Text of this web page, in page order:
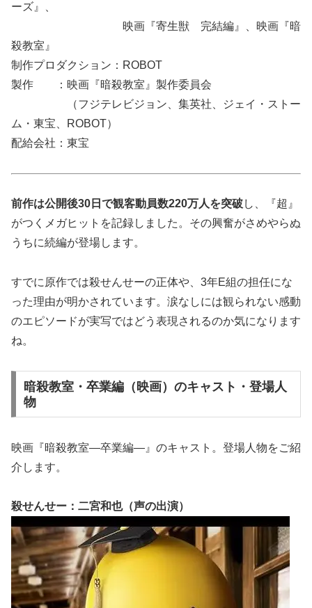
ーズ』、
映画『寄生獣 完結編』、映画『暗
殺教室』
制作プロダクション：ROBOT
製作 ：映画『暗殺教室』製作委員会
（フジテレビジョン、集英社、ジェイ・ストー
ム・東宝、ROBOT）
配給会社：東宝
前作は公開後30 日で観客動員数220万人を突破し、
『超』
がつくメガヒット を記録しました。その興奮がさめやらぬ
うちに続編が登場します。
すでに原作では殺せんせーの正体や、3年E組の担任にな
った理由が明かされています。涙なしには観られない感動
のエピソードが実写ではどう表現されるのか気になります
ね。
暗殺教室・卒業編（映画）のキャスト・登場人
物
映画『暗殺教室―卒業編―』のキャスト。登場人物をご紹
介します。
殺せんせー：二宮和也（声の出演）